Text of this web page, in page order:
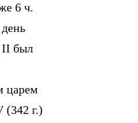
6 ч.
II был
царем
(342 г.)